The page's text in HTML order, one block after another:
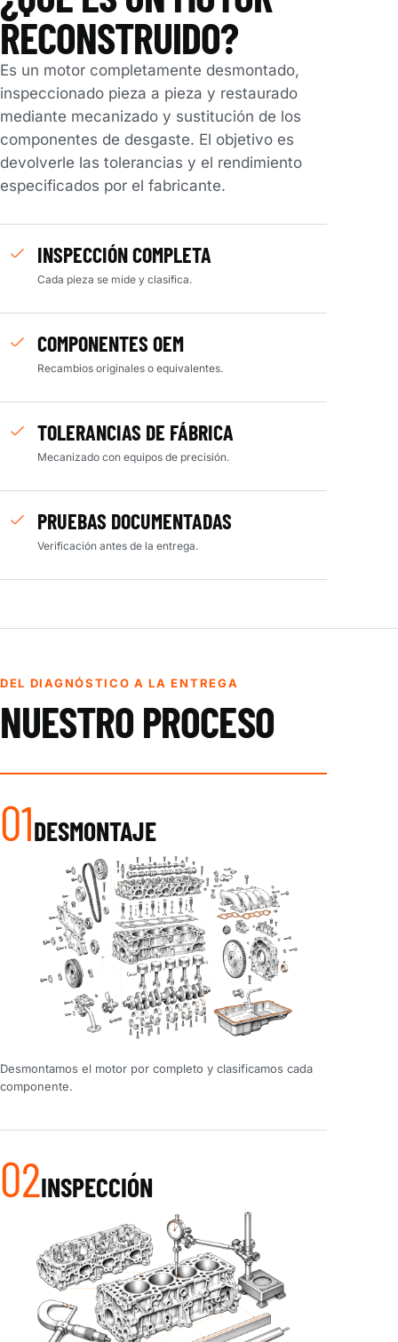
RECONSTRUIDO?
Es un motor completamente desmontado,
inspeccionado pieza a pieza y restaurado
mediante mecanizado y sustitución de los
componentes de desgaste. El objetivo es
devolverle las tolerancias y el rendimiento
especificados por el fabricante.
INSPECCIÓN COMPLETA
Cada pieza se mide y clasifica.
COMPONENTES OEM
Recambios originales o equivalentes.
TOLERANCIAS DE FÁBRICA
Mecanizado con equipos de precisión.
PRUEBAS DOCUMENTADAS
Verificación antes de la entrega.
DEL DIAGNÓSTICO A LA ENTREGA
NUESTRO PROCESO
01DESMONTAJE
Desmontamos el motor por completo y clasificamos cada
componente.
02INSPECCIÓN